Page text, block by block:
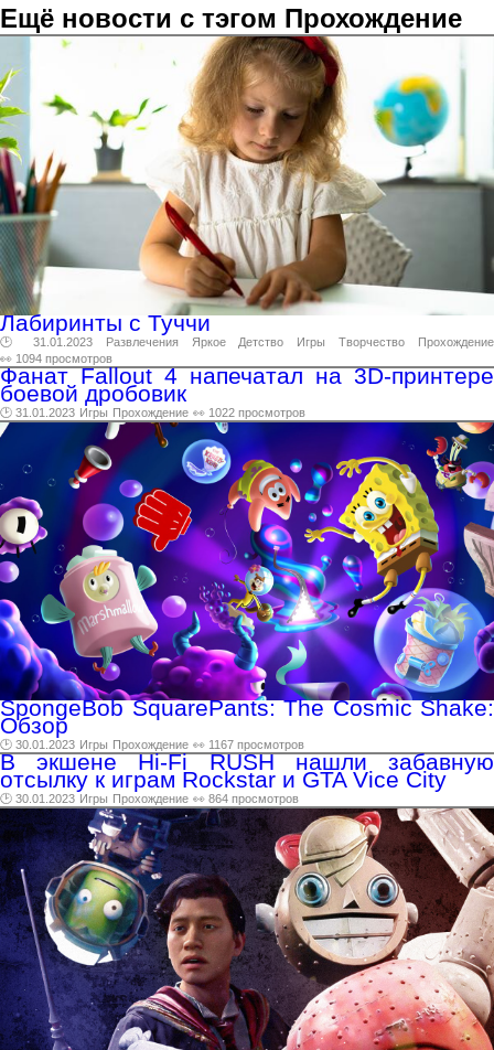
Ещё новости с тэгом Прохождение
Лабиринты с Туччи
🕑 31.01.2023 Развлечения Яркое Детство Игры Творчество
Прохождение
👀 1094 просмотров
Фанат Fallout 4 напечатал на 3D-принтере
боевой дробовик
🕑 31.01.2023 Игры Прохождение 👀 1022 просмотров
SpongeBob SquarePants: The Cosmic Shake:
Обзор
🕑 30.01.2023 Игры Прохождение 👀 1167 просмотров
В экшене Hi-Fi RUSH нашли забавную
отсылку к играм Rockstar и GTA Vice City
🕑 30.01.2023 Игры Прохождение 👀 864 просмотров